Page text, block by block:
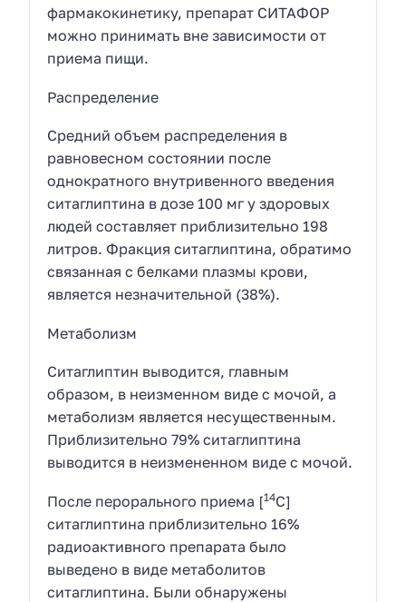
фармакокинетику, препарат СИТАФОР
можно принимать вне зависимости от
приема пищи.
Распределение
Средний объем распределения в
равновесном состоянии после
однократного внутривенного введения
ситаглиптина в дозе 100 мг у здоровых
людей составляет приблизительно 198
литров. Фракция ситаглиптина, обратимо
связанная с белками плазмы крови,
является незначительной (38%).
Метаболизм
Ситаглиптин выводится, главным
образом, в неизменном виде с мочой, а
метаболизм является несущественным.
Приблизительно 79% ситаглиптина
выводится в неизмененном виде с мочой.
После перорального приема [14С]
ситаглиптина приблизительно 16%
радиоактивного препарата было
выведено в виде метаболитов
ситаглиптина. Были обнаружены